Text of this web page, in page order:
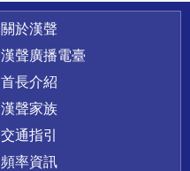
關於漢聲
漢聲廣播電臺
首長介紹
漢聲家族
交通指引
頻率資訊